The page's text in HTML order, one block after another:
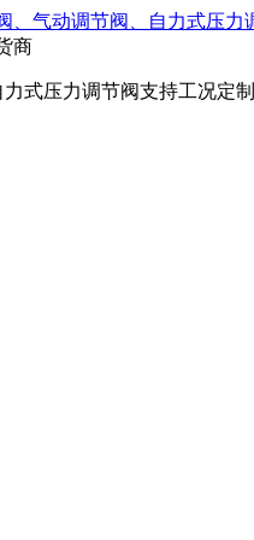
商
式压力调节阀支持工况定制